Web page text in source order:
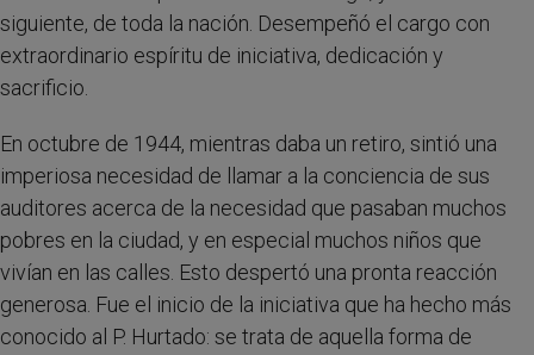
siguiente, de toda la nación. Desempeñó el cargo con
extraordinario espíritu de iniciativa, dedicación y
sacrificio.
En octubre de 1944, mientras daba un retiro, sintió una
imperiosa necesidad de llamar a la conciencia de sus
auditores acerca de la necesidad que pasaban muchos
pobres en la ciudad, y en especial muchos niños que
vivían en las calles. Esto despertó una pronta reacción
generosa. Fue el inicio de la iniciativa que ha hecho más
conocido al P. Hurtado: se trata de aquella forma de